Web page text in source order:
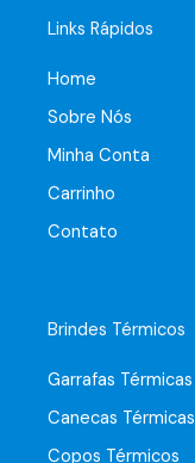
Links Rápidos
Home
Sobre Nós
Minha Conta
Carrinho
Contato
Brindes Térmicos
Garrafas Térmicas
Canecas Térmicas
Copos Térmicos